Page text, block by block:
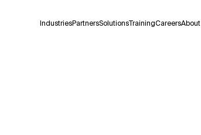
IndustriesPartnersSolutionsTrainingCareersAbout